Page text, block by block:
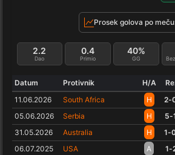
Prosek golova po
Dao
2.2
Primio
0.4
GG
40%
Datum Protivnik H/A
11.06.2026
South Africa H 2-
05.06.2026 Serbia H 5-
31.05.2026 Australia H 1-
06.07.2025 USA A 1-